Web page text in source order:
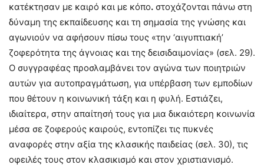
κατέκτησαν με καιρό και με κόπο. στοχάζονται πάνω στη
δύναμη της εκπαίδευσης και τη σημασία της γνώσης και
αγωνιούν να αφήσουν πίσω τους «την ‘αιγυπτιακή’
ζοφερότητα της άγνοιας και της δεισιδαιμονίας» (σελ. 29).
Ο συγγραφέας προσλαμβάνει τον αγώνα των ποιητριών
αυτών για αυτοπραγμάτωση, για υπέρβαση των εμποδίων
που θέτουν η κοινωνική τάξη και η φυλή. Εστιάζει,
ιδιαίτερα, στην απαίτησή τους για μια δικαιότερη κοινωνία
μέσα σε ζοφερούς καιρούς, εντοπίζει τις πυκνές
αναφορές στην αξία της κλασικής παιδείας (σελ. 30), τις
οφειλές τους στον κλασικισμό και στον χριστιανισμό.